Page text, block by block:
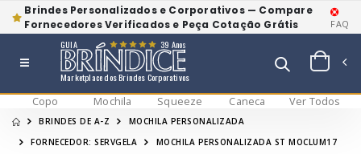
Brindes Personalizados e Corporativos — Compare
Fornecedores Verificados e Peça Cotação Grátis
FAQ
Marketplace dos Brindes Corporativos
GUIA 39 Anos
Copo Mochila Squeeze Caneca Ver Todos
BRINDES DE A-Z
MOCHILA PERSONALIZADA
FORNECEDOR: SERVGELA
MOCHILA PERSONALIZADA ST MOCLUM17